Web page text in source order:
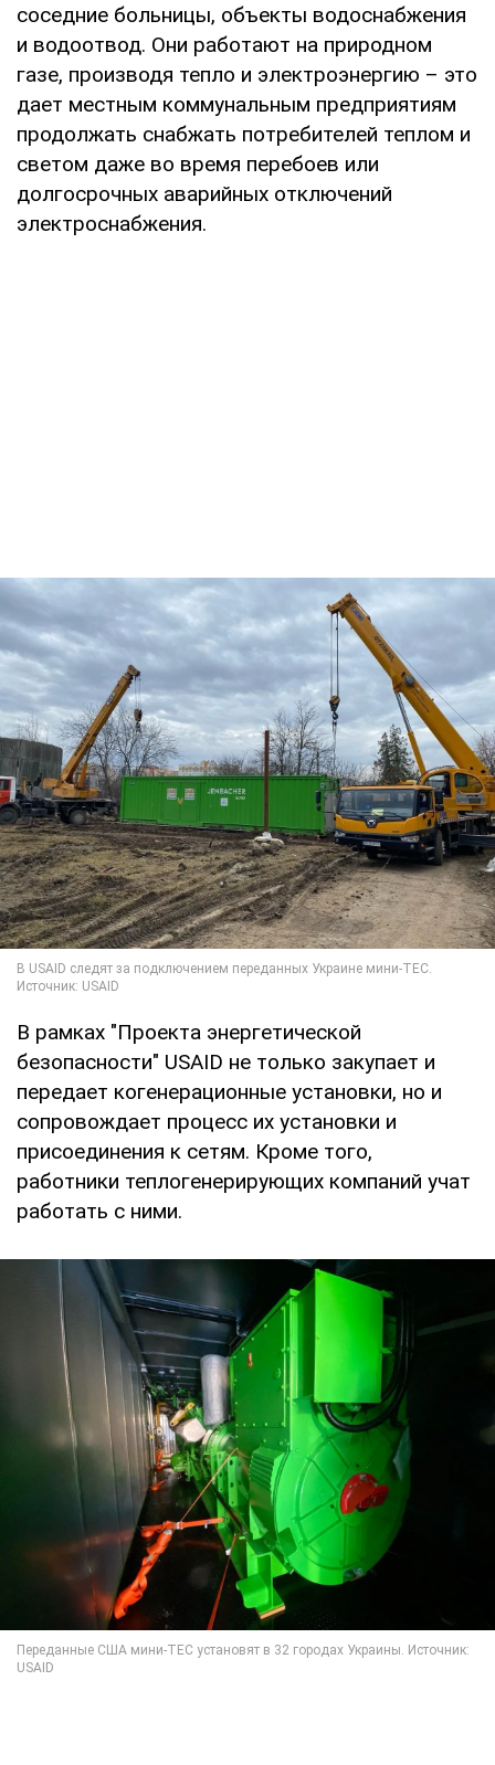
соседние больницы, объекты водоснабжения
и водоотвод. Они работают на природном
газе, производя тепло и электроэнергию – это
дает местным коммунальным предприятиям
продолжать снабжать потребителей теплом и
светом даже во время перебоев или
долгосрочных аварийных отключений
электроснабжения.
В рамках "Проекта энергетической
безопасности" USAID не только закупает и
передает когенерационные установки, но и
сопровождает процесс их установки и
присоединения к сетям. Кроме того,
работники теплогенерирующих компаний учат
работать с ними.